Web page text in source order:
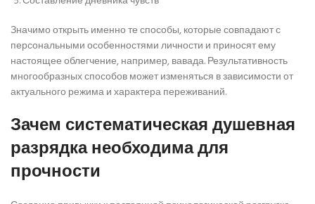
Значимо открыть именно те способы, которые совпадают с
персональными особенностями личности и приносят ему
настоящее облегчение, например, вавада. Результативность
многообразных способов может изменяться в зависимости от
актуального режима и характера переживаний.
Зачем систематическая душевная
разрядка необходима для
прочности